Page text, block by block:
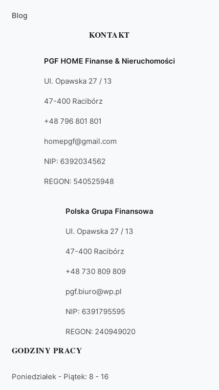
Blog
KONTAKT
PGF HOME Finanse & Nieruchomości
Ul. Opawska 27 / 13
47-400 Racibórz
+48 796 801 801
homepgf@gmail.com
NIP: 6392034562
REGON: 540525948
Polska Grupa Finansowa
Ul. Opawska 27 / 13
47-400 Racibórz
+48 730 809 809
pgf.biuro@wp.pl
NIP: 6391795595
REGON: 240949020
GODZINY PRACY
Poniedziałek - Piątek: 8 - 16